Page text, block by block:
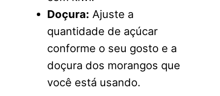
Doçura: Ajuste a
quantidade de açúcar
conforme o seu gosto e a
doçura dos morangos que
você está usando.